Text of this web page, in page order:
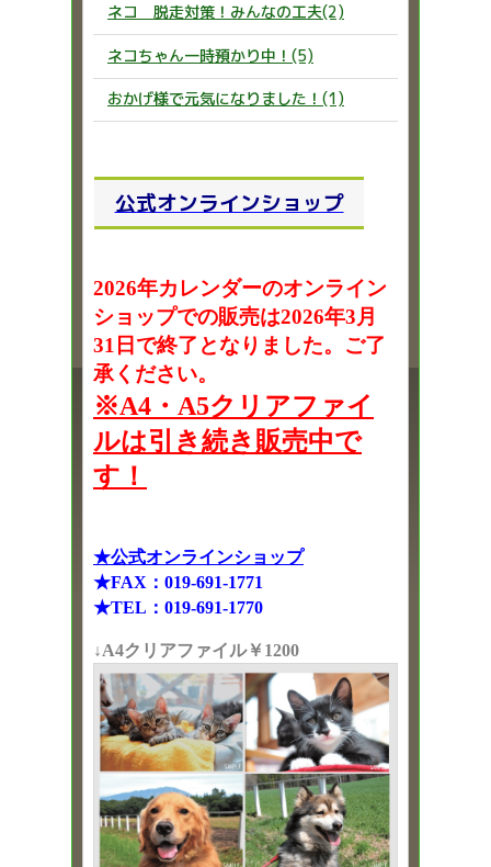
ネコ 脱走対策！みんなの工夫(2)
ネコちゃん一時預かり中！(5)
おかげ様で元気になりました！(1)
公式オンラインショップ
2026年カレンダーのオンライン
ショップでの販売は2026年3月
31日で終了となりました。ご了
承ください。
※A4・A5クリアファイ
ルは引き続き販売中で
す！
★公式オンラインショップ
★FAX：019-691-1771
★TEL：019-691-1770
↓A4クリアファイル￥1200